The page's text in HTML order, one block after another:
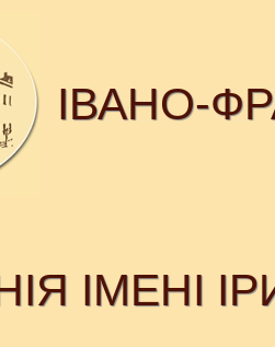
ІВАНО-
ІМЕНІ